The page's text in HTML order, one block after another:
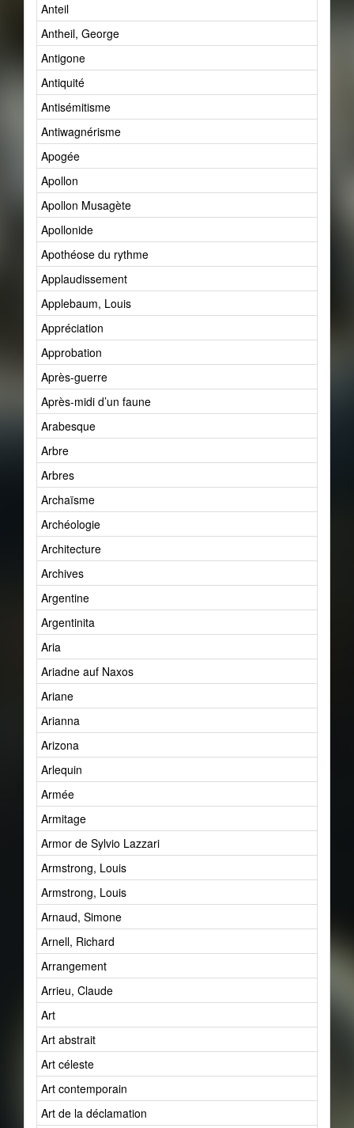
Anteil
Antheil, George
Antigone
Antiquité
Antisémitisme
Antiwagnérisme
Apogée
Apollon
Apollon Musagète
Apollonide
Apothéose du rythme
Applaudissement
Applebaum, Louis
Appréciation
Approbation
Après-guerre
Après-midi d’un faune
Arabesque
Arbre
Arbres
Archaïsme
Archéologie
Architecture
Archives
Argentine
Argentinita
Aria
Ariadne auf Naxos
Ariane
Arianna
Arizona
Arlequin
Armée
Armitage
Armor de Sylvio Lazzari
Armstrong, Louis
Armstrong, Louis
Arnaud, Simone
Arnell, Richard
Arrangement
Arrieu, Claude
Art
Art abstrait
Art céleste
Art contemporain
Art de la déclamation